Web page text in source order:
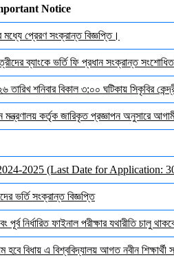
Notice
প্রেরণ সংক্রান্ত বিজ্ঞপ্তি।
ব্যাংকে ভর্তি ফি প্রধান সংক্রান্ত সংশোধিত
শনিবার বিকাল ৩:০০ ঘটিকায় সিকৃবির
কর্তৃক জারিকৃত প্রজ্ঞাপন অনুসারে
2025 (Last Date for Application:
ভর্তি সংক্রান্ত বিজ্ঞপ্তি
নির্ধারিত ফাইনাল পরীক্ষার যথারীতি চালু
এ বিশ্ববিদ্যালয় আগত নবীন শিক্ষার্থী